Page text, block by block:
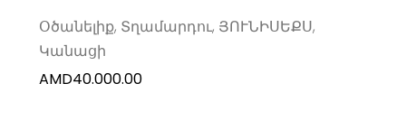
Օծանելիք, Տղամարդու, ՅՈՒՆԻՍԵՔՍ,
Կանացի
AMD40.000.00